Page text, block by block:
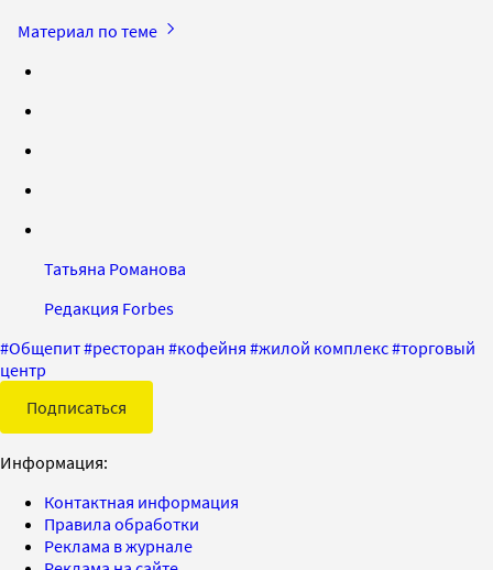
Материал по теме
Татьяна Романова
Редакция Forbes
#Общепит#ресторан #кофейня #жилой комплекс#торговый
центр
Подписаться
Информация:
Контактная информация
Правила обработки
Реклама в журнале